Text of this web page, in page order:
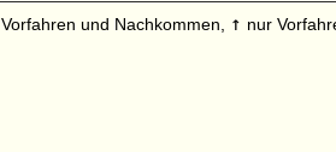
Vorfahren und Nachkommen, ↑ nur